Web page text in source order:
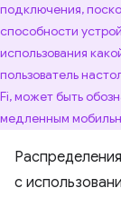
подключения,
способности
использования
пользователь
Fi, может быть
медленным
с